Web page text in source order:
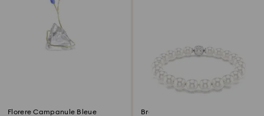
Florere Campanule Bleue Bracelet Matrix